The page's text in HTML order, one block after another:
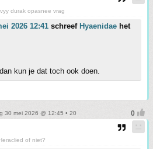
durak opasnee vrag
2026 12:41 schreef Hyaenidae het
kun je dat toch ook doen.
30 mei 2026 @ 12:45 • 20
of niet?